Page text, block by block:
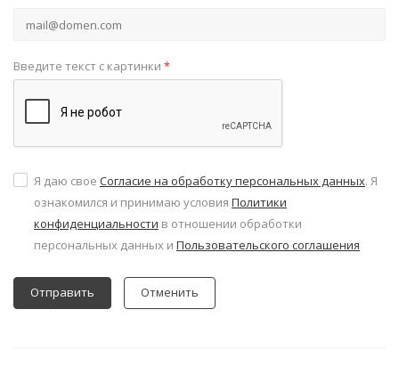
Введите текст с картинки *
Я даю свое Согласие на обработку персональных данных. Я
ознакомился и принимаю условия Политики
конфиденциальности в отношении обработки
персональных данных и Пользовательского соглашения
Отменить